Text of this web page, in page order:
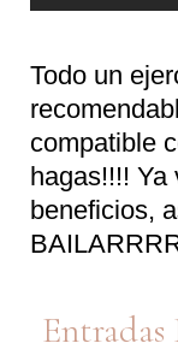
Todo un
compatible
hagas!!!! Ya
beneficios,
Entradas